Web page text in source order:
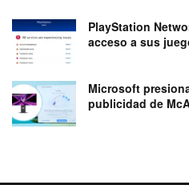
PlayStation
acceso a sus
Microsoft
publicidad de